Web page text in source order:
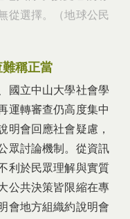
從選擇。（地球公民
稱正當
國立中山大學社會學
運轉審查仍高度集中
明會回應社會疑慮，
眾討論機制。從資訊
利於民眾理解與實質
公共決策皆限縮在專
會地方組織約說明會